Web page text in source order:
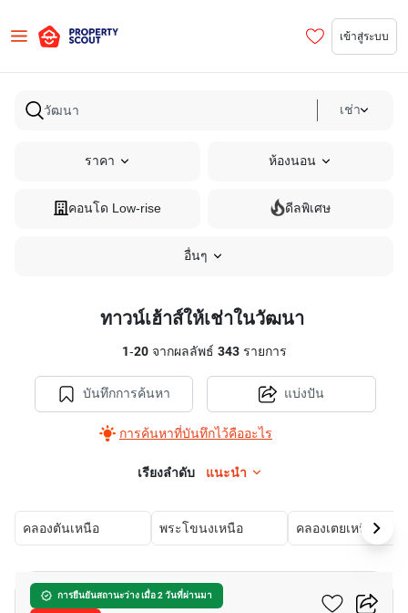
เข้าสู่ระบบ
เช่า
ราคา ห้องนอน
คอนโด Low-rise ดีลพิเศษ
อื่นๆ
ทาวน์เฮ้าส์ให้เช่าในวัฒนา
1-20จากผลลัพธ์ 343รายการ
บันทึกการค้นหา
การค้นหาที่บันทึกไว้คืออะไร
แบ่งปัน
เรียงลำดับ แนะนำ
คลองตันเหนือ พระโขนงเหนือ คลองเตยเหนือ
การยืนยันสถานะว่าง เมื่อ 2 วันที่ผ่านมา
โลตัส พอยท์ เอกมัย